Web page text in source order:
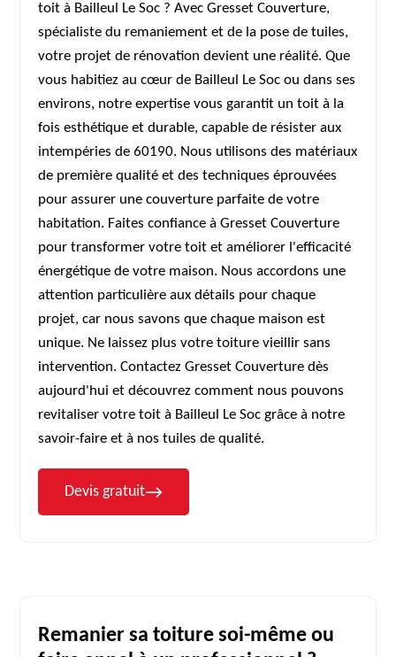
toit à Bailleul Le Soc ? Avec Gresset Couverture,
spécialiste du remaniement et de la pose de tuiles,
votre projet de rénovation devient une réalité. Que
vous habitiez au cœur de Bailleul Le Soc ou dans ses
environs, notre expertise vous garantit un toit à la
fois esthétique et durable, capable de résister aux
intempéries de 60190. Nous utilisons des matériaux
de première qualité et des techniques éprouvées
pour assurer une couverture parfaite de votre
habitation. Faites confiance à Gresset Couverture
pour transformer votre toit et améliorer l'efficacité
énergétique de votre maison. Nous accordons une
attention particulière aux détails pour chaque
projet, car nous savons que chaque maison est
unique. Ne laissez plus votre toiture vieillir sans
intervention. Contactez Gresset Couverture dès
aujourd'hui et découvrez comment nous pouvons
revitaliser votre toit à Bailleul Le Soc grâce à notre
savoir-faire et à nos tuiles de qualité.
Devis gratuit
Remanier sa toiture soi-même ou